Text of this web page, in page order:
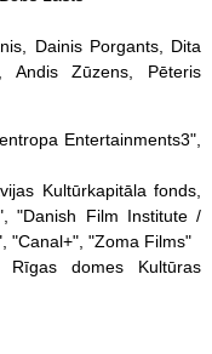
Dainis Porgants, Dita
Andis Zūzens, Pēteris
Entertainments3",
Kultūrkapitāla fonds,
"Danish Film Institute /
"Canal+", "Zoma Films"
Rīgas domes Kultūras